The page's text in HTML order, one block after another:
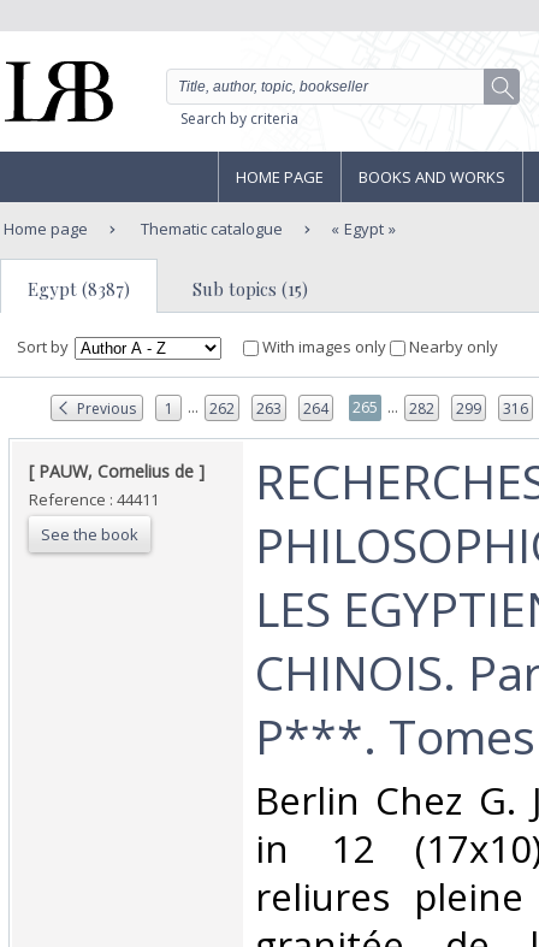
Search by criteria
HOME PAGE BOOKS AND WORKS
Home page Thematic catalogue Egypt
Egypt (8387) Sub topics (15)
Sort by With images only Nearby only
Previous 1 ... 262 263 264 265 ... 282 299 316
‎[ PAUW, Cornelius de ] ‎
Reference : 44411
See the book
LES
CHINOIS.
P***.
‎Berlin Chez G.
in 12
reliures